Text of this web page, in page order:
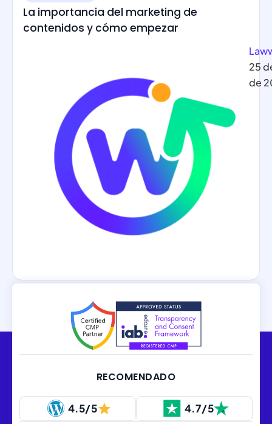
La importancia del marketing de
contenidos y cómo empezar
25
de
RECOMENDADO
4.5/5 4.7/5